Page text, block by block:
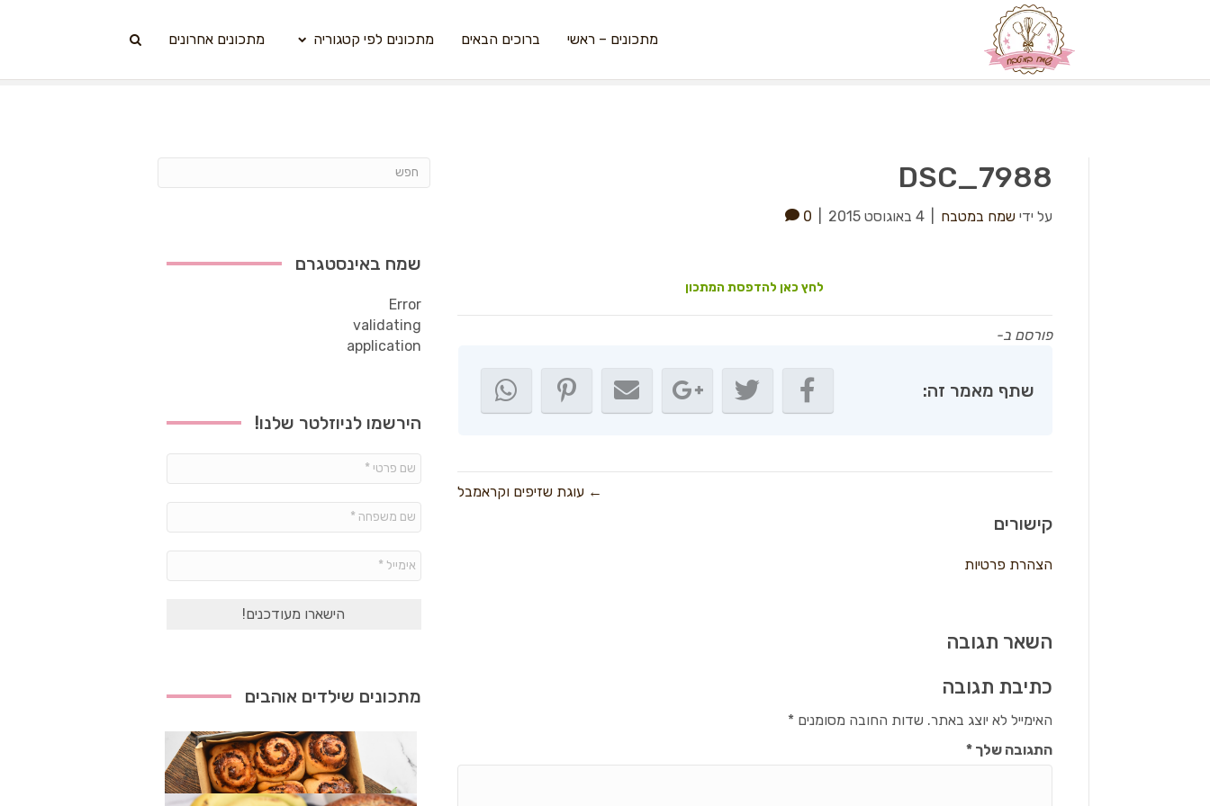
מתכונים – ראשי ברוכים הבאים מתכונים לפי קטגוריה מתכונים אחרונים
DSC_7988
על ידי שמח במטבח 4 באוגוסט 2015 0
לחץ כאן להדפסת המתכון
פורסם ב-
שתף מאמר זה:
← עוגת שזיפים וקראמבל
קישורים
הצהרת פרטיות
השאר תגובה
כתיבת תגובה
האימייל לא יוצג באתר. שדות החובה מסומנים*
התגובה שלך*
שמח באינסטגרם
Error
validating
application
הירשמו לניוזלטר שלנו!
מתכונים שילדים אוהבים